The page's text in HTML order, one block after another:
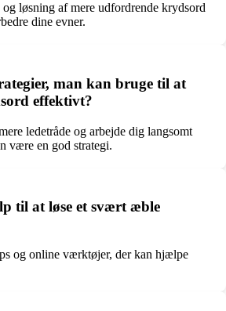
løsning af mere udfordrende krydsord
dine evner.
man kan bruge til at
effektivt?
ledetråde og arbejde dig langsomt
være en god strategi.
til at løse et svært æble
og online værktøjer, der kan hjælpe